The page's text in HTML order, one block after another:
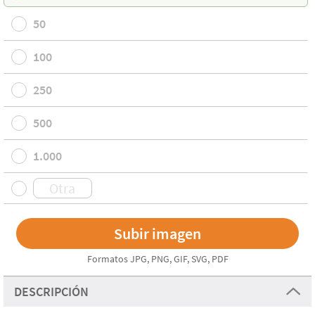
50
100
250
500
1.000
Formatos JPG, PNG, GIF, SVG, PDF
DESCRIPCIÓN